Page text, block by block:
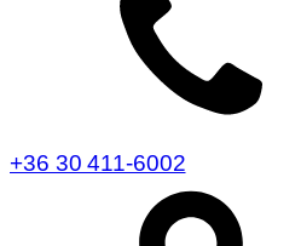
+36 30 411-6002